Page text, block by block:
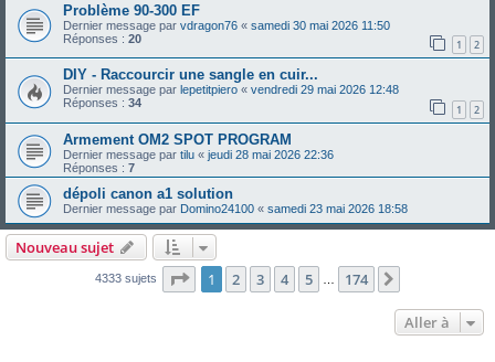
Problème 90-300 EF
Dernier message par vdragon76 « samedi 30 mai 2026 11:50
Réponses : 20 1 2
DIY - Raccourcir une sangle en cuir...
Dernier message par lepetitpiero « vendredi 29 mai 2026 12:48
Réponses : 34 1 2
Armement OM2 SPOT PROGRAM
Dernier message par tilu « jeudi 28 mai 2026 22:36
Réponses : 7
dépoli canon a1 solution
Dernier message par Domino24100 « samedi 23 mai 2026 18:58
Nouveau sujet
4333 sujets Page 1sur174
1 2 3 4 5 174
Aller à